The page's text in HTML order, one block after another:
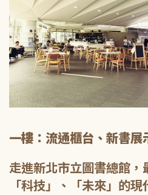
一樓：流通櫃台、新書展
走進新北市立圖書總館，
「科技」、「未來」的